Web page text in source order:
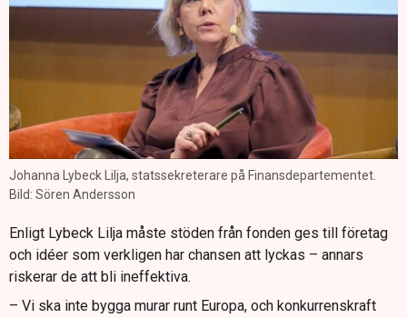
Johanna Lybeck Lilja, statssekreterare på Finansdepartementet.
Bild: Sören Andersson
Enligt Lybeck Lilja måste stöden från fonden ges till företag
och idéer som verkligen har chansen att lyckas – annars
riskerar de att bli ineffektiva.
– Vi ska inte bygga murar runt Europa, och konkurrenskraft